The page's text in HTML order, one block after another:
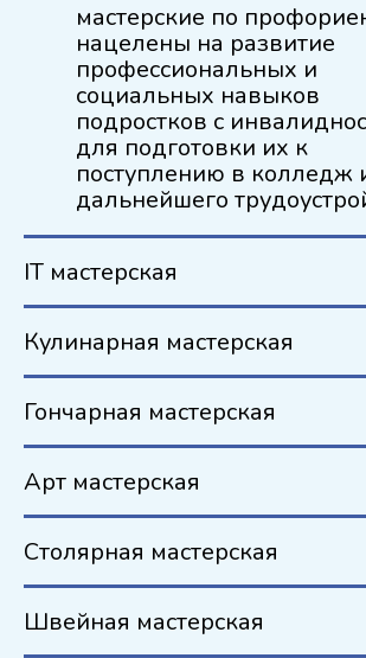
мастерские по
нацелены на развитие
профессиональных и
социальных навыков
подростков с
для подготовки их к
поступлению в колледж
дальнейшего
IT мастерская
Кулинарная мастерская
Гончарная мастерская
Арт мастерская
Столярная мастерская
Швейная мастерская